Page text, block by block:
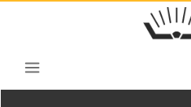
Zum Hauptinhalt springen